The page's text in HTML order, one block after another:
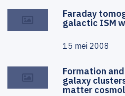
Faraday
galactic ISM
15 mei 2008
Formation
galaxy
matter